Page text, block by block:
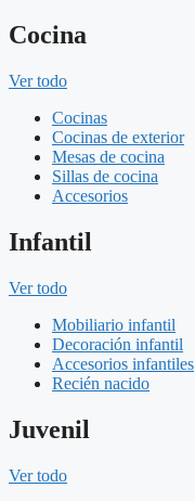
Cocina
Ver todo
Cocinas
Cocinas de exterior
Mesas de cocina
Sillas de cocina
Accesorios
Infantil
Ver todo
Mobiliario infantil
Decoración infantil
Accesorios infantiles
Recién nacido
Juvenil
Ver todo